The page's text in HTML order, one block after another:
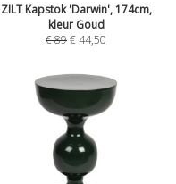
ZILT Kapstok 'Darwin', 174cm,
kleur Goud
€89€44,50